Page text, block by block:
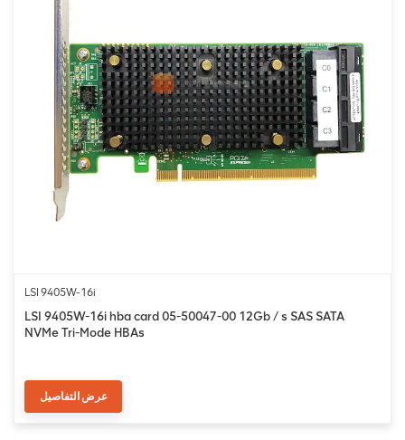
LSI 9405W-16i
LSI 9405W-16i hba card 05-50047-00 12Gb / s SAS SATA
NVMe Tri-Mode HBAs
عرض التفاصيل